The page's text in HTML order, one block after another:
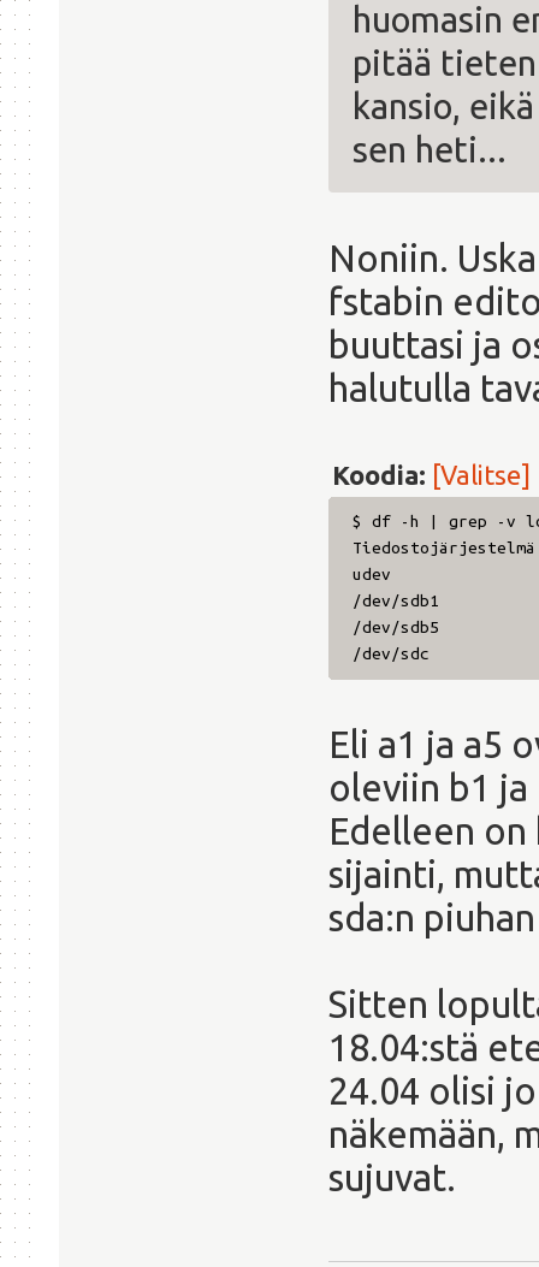
huomasin
pitää
kansio,
sen heti...
Noniin.
fstabin
buuttasi ja
halutulla
Koodia: [Valitse]
$ df -h | grep -v
udev 3,9G
/dev/sdb1
/dev/sdb5
/dev/sdc 3,6T
Eli a1 ja a5
oleviin b1 ja
Edelleen
sijainti,
sda:n
Sitten
18.04:stä
24.04 olisi
näkemään,
sujuvat.